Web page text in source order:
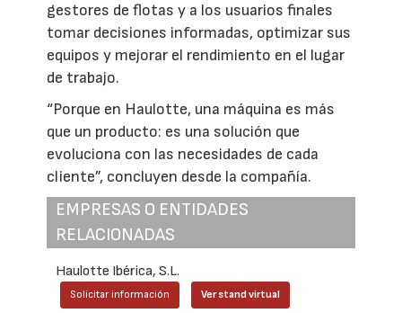
gestores de flotas y a los usuarios finales
tomar decisiones informadas, optimizar sus
equipos y mejorar el rendimiento en el lugar
de trabajo.
“Porque en Haulotte, una máquina es más
que un producto: es una solución que
evoluciona con las necesidades de cada
cliente”, concluyen desde la compañía.
EMPRESAS O ENTIDADES
RELACIONADAS
Haulotte Ibérica, S.L.
Solicitar información Ver stand virtual